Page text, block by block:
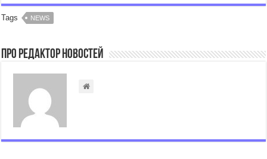
Tags NEWS
Про Редактор Новостей